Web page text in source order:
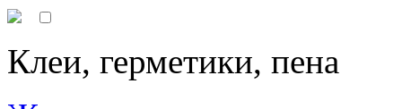
Клеи, герметики, пена